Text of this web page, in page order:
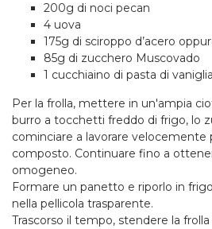
200g di noci pecan
4 uova
175g di sciroppo d’acero
85g di zucchero Muscovado
1 cucchiaino di pasta di vaniglia
Per la frolla, mettere in un'ampia
burro a tocchetti freddo di frigo, lo
cominciare a lavorare velocemente
composto. Continuare fino a
omogeneo.
Formare un panetto e riporlo in
nella pellicola trasparente.
Trascorso il tempo, stendere la